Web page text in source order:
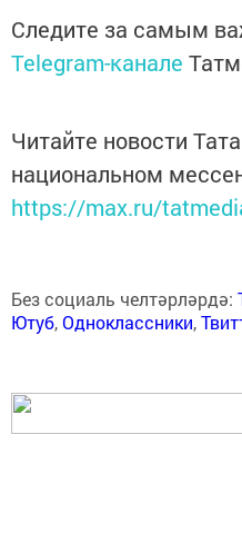
Следите за самым
Telegram-канале
Читайте новости
национальном
https://max.ru/
Без социаль челтәрләрдә:
Ютуб,Одноклассники,